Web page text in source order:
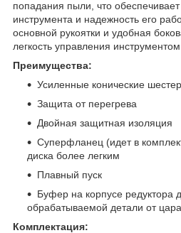
попадания пыли, что обеспечивает
инструмента и надежность его
основной рукоятки и удобная
легкость управления инструментом.
Преимущества:
Усиленные конические
Защита от перегрева
Двойная защитная изоляция
Суперфланец (идет в
диска более легким
Плавный пуск
Буфер на корпусе редуктора
обрабатываемой детали от
Комплектация: